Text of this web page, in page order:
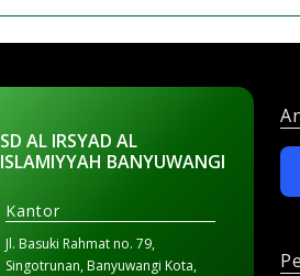
SD AL IRSYAD AL
ISLAMIYYAH BANYUWANGI
Kantor
Jl. Basuki Rahmat no. 79,
Singotrunan, Banyuwangi Kota,